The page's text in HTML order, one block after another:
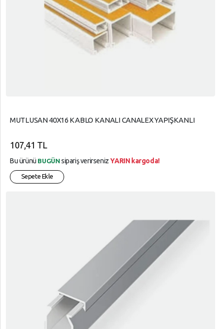
MUTLUSAN 40X16 KABLO KANALI CANALEX YAPIŞKANLI
107,41 TL
Bu ürünü BUGÜN sipariş verirsenizYARIN kargoda!
Sepete Ekle